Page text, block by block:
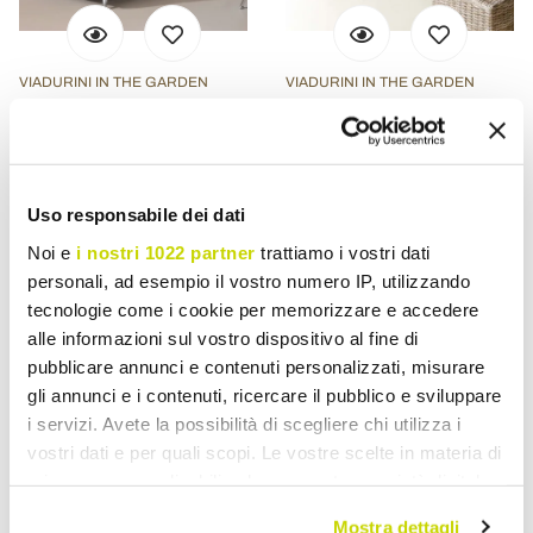
Uso responsabile dei dati
Noi e i nostri 1022 partner trattiamo i vostri dati
personali, ad esempio il vostro numero IP, utilizzando
tecnologie come i cookie per memorizzare e accedere
alle informazioni sul vostro dispositivo al fine di
pubblicare annunci e contenuti personalizzati, misurare
gli annunci e i contenuti, ricercare il pubblico e sviluppare
i servizi. Avete la possibilità di scegliere chi utilizza i
vostri dati e per quali scopi. Le vostre scelte in materia di
Mostra dettagli
VIADURINI IN THE GARDEN
bananenboom met
€ 1.232,32 € 1.760,45 - 30%
VIADURINI IN THE GARDEN
Tuinbank van natuurlijke
Kubù-vezel met kussens -